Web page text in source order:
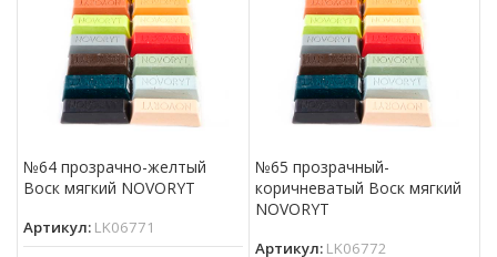
№64 прозрачно-желтый
Воск мягкий NOVORYT
Артикул: LK06771
№65 прозрачный-
коричневатый Воск мягкий
NOVORYT
Артикул: LK06772